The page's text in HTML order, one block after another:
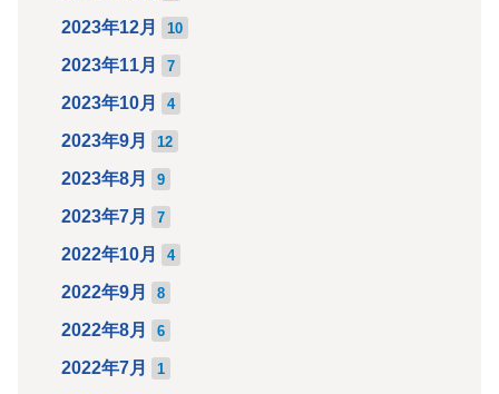
2023年12月 10
2023年11月 7
2023年10月 4
2023年9月 12
2023年8月 9
2023年7月 7
2022年10月 4
2022年9月 8
2022年8月 6
2022年7月 1